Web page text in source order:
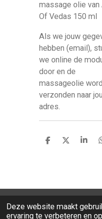
Deze website maakt
ervaring te verbeteren en
massage olie van
Of Vedas 150 ml
Als we jouw
hebben (email),
we online de
door en de
massageolie
verzonden naar
adres.
D
D
S
© 2026 Natural Skin Oils